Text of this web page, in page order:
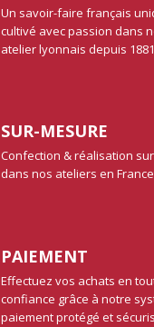
Un savoir-faire français
cultivé avec passion dans
atelier lyonnais depuis 1881
SUR-MESURE
Confection & réalisation
dans nos ateliers en
PAIEMENT
Effectuez vos achats en
confiance grâce à notre
paiement protégé et